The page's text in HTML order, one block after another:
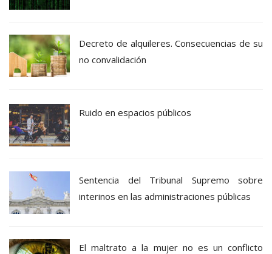
Decreto de alquileres. Consecuencias de su
no convalidación
Ruido en espacios públicos
Sentencia del Tribunal Supremo sobre
interinos en las administraciones públicas
El maltrato a la mujer no es un conflicto